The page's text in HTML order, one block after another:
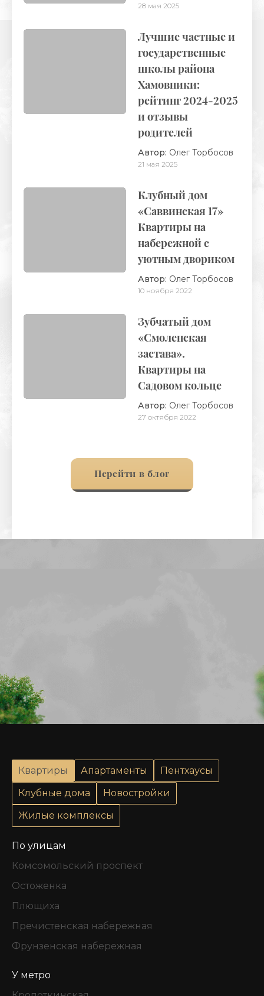
28 мая 2025
Лучшие частные и
государственные
школы района
Хамовники:
рейтинг 2024-2025
и отзывы
родителей
Автор: Олег Торбосов
21 мая 2025
Клубный дом
«Саввинская 17»
Квартиры на
набережной с
уютным двориком
Автор: Олег Торбосов
10 ноября 2022
Зубчатый дом
«Смоленская
застава».
Квартиры на
Садовом кольце
Автор: Олег Торбосов
27 октября 2022
Перейти в блог
Квартиры Апартаменты
Пентхаусы
Клубные дома
Новостройки
Жилые комплексы
По улицам
Комсомольский проспект
Остоженка
Плющиха
Пречистенская набережная
Фрунзенская набережная
У метро